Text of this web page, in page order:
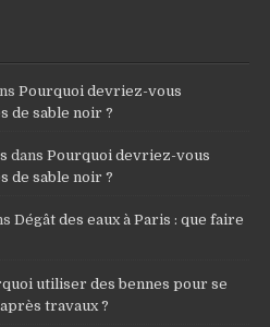
Pourquoi devriez-vous
de sable noir ?
dansPourquoi devriez-vous
de sable noir ?
Dégât des eaux à Paris : que faire
utiliser des bennes pour se
travaux ?